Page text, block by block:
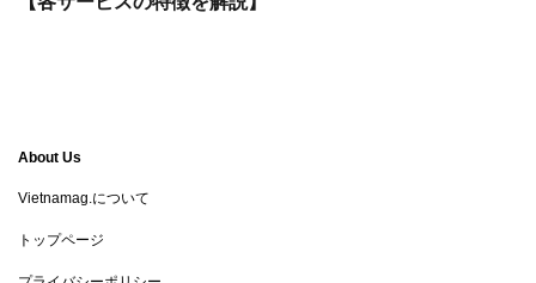
About Us
Vietnamag.について
トップページ